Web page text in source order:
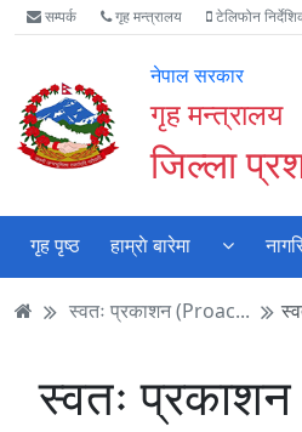
Accessibility
Mode
गर्नुहोस्
मुख्य
सामाग्री
मुख्य
नेभिगेसन
वेबसाइट
खोजमा
सम्पर्क गृह मन्त्रालय टेलिफोन
नेपाल सरकार
गृह मन्त्रालय
जिल्ला
गृह पृष्ठ हाम्राे बारेमा
स्वतः प्रकाशन (Proac...
स्वतः